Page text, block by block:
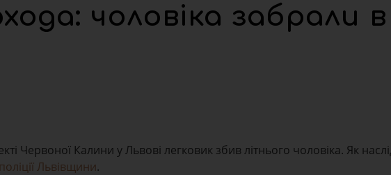
чоловіка забрали в
Червоної Калини у Львові легковик збив літнього чоловіка. Як
поліції Львівщини.